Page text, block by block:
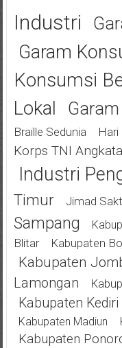
Industri
Garam
Konsumsi
Lokal
Braille Sedunia
Hari
Korps TNI
Industri
Timur
Jimad
Sampang
Blitar
Kabupaten
Kabupaten
Lamongan
Kabupaten Kediri
Kabupaten Madiun
Kabupaten